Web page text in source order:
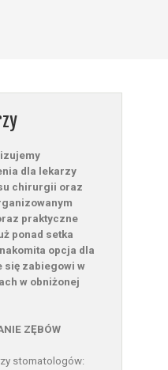
dla lekarzy
chirurgii oraz
praktyczne
ponad setka
opcja dla
się zabiegowi w
w obniżonej
ZĘBÓW
stomatologów: